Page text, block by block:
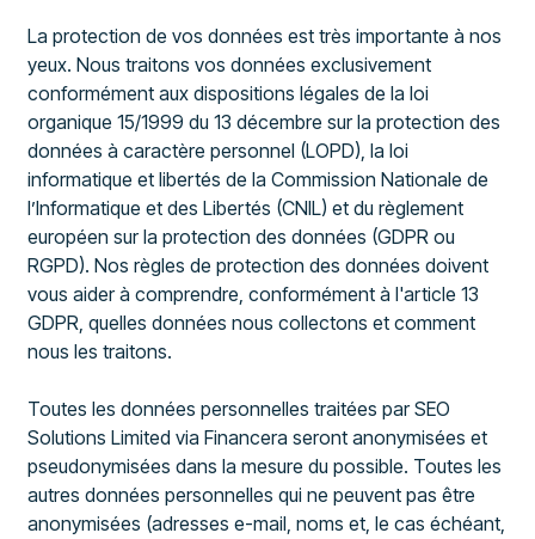
La protection de vos données est très importante à nos
yeux. Nous traitons vos données exclusivement
conformément aux dispositions légales de la loi
organique 15/1999 du 13 décembre sur la protection des
données à caractère personnel (LOPD), la loi
informatique et libertés de la Commission Nationale de
l’Informatique et des Libertés (CNIL) et du règlement
européen sur la protection des données (GDPR ou
RGPD). Nos règles de protection des données doivent
vous aider à comprendre, conformément à l'article 13
GDPR, quelles données nous collectons et comment
nous les traitons.
Toutes les données personnelles traitées par SEO
Solutions Limited via Financera seront anonymisées et
pseudonymisées dans la mesure du possible. Toutes les
autres données personnelles qui ne peuvent pas être
anonymisées (adresses e-mail, noms et, le cas échéant,